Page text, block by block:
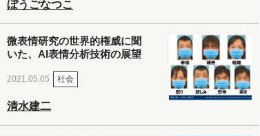
ぼうごなつこ
微表情研究の世界的権威に聞
いた、AI表情分析技術の展望
2021.05.05 社会
清水建二